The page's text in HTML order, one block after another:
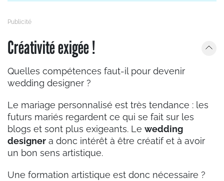
Créativité exigée !
Quelles compétences faut-il pour devenir
wedding designer ?
Le mariage personnalisé est très tendance : les
futurs mariés regardent ce qui se fait sur les
blogs et sont plus exigeants. Le wedding
designer a donc intérêt à être créatif et à avoir
un bon sens artistique.
Une formation artistique est donc nécessaire ?